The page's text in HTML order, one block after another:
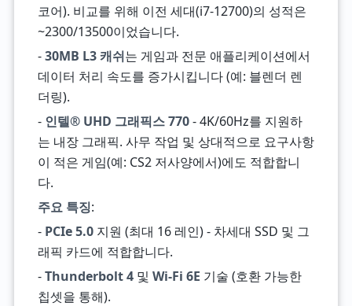
코어). 비교를 위해 이전 세대(i7-12700)의 성적은
~2300/13500이었습니다.
-30MB L3 캐쉬는 게임과 전문 애플리케이션에서
데이터 처리 속도를 증가시킵니다 (예: 블렌더 렌
더링).
- 인텔® UHD 그래픽스 770- 4K/60Hz를 지원하
는 내장 그래픽. 사무 작업 및 상대적으로 요구사항
이 적은 게임(예: CS2 저사양에서)에도 적합합니
다.
주요 특징:
- PCIe 5.0지원 (최대 16 레인) - 차세대 SSD 및 그
래픽 카드에 적합합니다.
-Thunderbolt 4및 Wi-Fi 6E 기술 (호환 가능한
칩셋을 통해).